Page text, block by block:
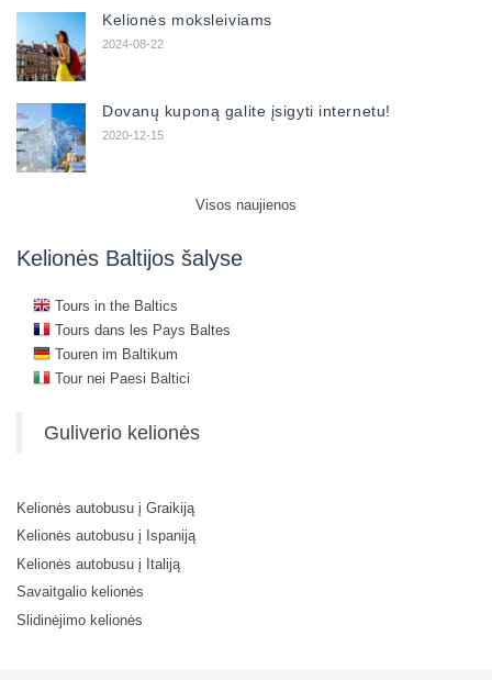
Kelionės moksleiviams
2024-08-22
Dovanų kuponą galite įsigyti internetu!
2020-12-15
Visos naujienos
Kelionės Baltijos šalyse
Tours in the Baltics
Tours dans les Pays Baltes
Touren im Baltikum
Tour nei Paesi Baltici
Guliverio kelionės
Kelionės autobusu į Graikiją
Kelionės autobusu į Ispaniją
Kelionės autobusu į Italiją
Savaitgalio kelionės
Slidinėjimo kelionės